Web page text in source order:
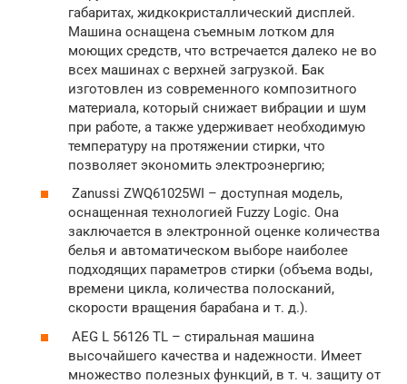
габаритах, жидкокристаллический дисплей.
Машина оснащена съемным лотком для
моющих средств, что встречается далеко не во
всех машинах с верхней загрузкой. Бак
изготовлен из современного композитного
материала, который снижает вибрации и шум
при работе, а также удерживает необходимую
температуру на протяжении стирки, что
позволяет экономить электроэнергию;
Zanussi ZWQ61025WI – доступная модель,
оснащенная технологией Fuzzy Logic. Она
заключается в электронной оценке количества
белья и автоматическом выборе наиболее
подходящих параметров стирки (объема воды,
времени цикла, количества полосканий,
скорости вращения барабана и т. д.).
AEG L 56126 TL – стиральная машина
высочайшего качества и надежности. Имеет
множество полезных функций, в т. ч. защиту от